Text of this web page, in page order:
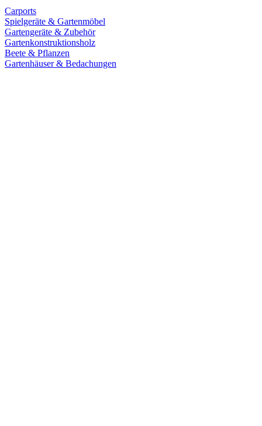
Carports
Spielgeräte & Gartenmöbel
Gartengeräte & Zubehör
Gartenkonstruktionsholz
Beete & Pflanzen
Gartenhäuser & Bedachungen